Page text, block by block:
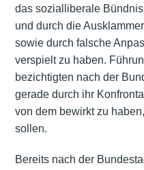
das sozialliberale
und durch die
sowie durch falsche
verspielt zu haben.
bezichtigten nach der
gerade durch ihr
von dem bewirkt zu
sollen.
Bereits nach der